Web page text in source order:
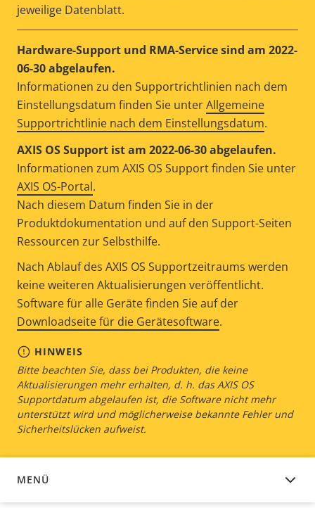
jeweilige Datenblatt.
Hardware-Support und RMA-Service sind am 2022-
06-30 abgelaufen.
Informationen zu den Supportrichtlinien nach dem
Einstellungsdatum finden Sie unterAllgemeine
Supportrichtlinie nach dem Einstellungsdatum.
AXIS OS Support ist am 2022-06-30 abgelaufen.
Informationen zum AXIS OS Support finden Sie unter
AXIS OS-Portal.
Nach diesem Datum finden Sie in der
Produktdokumentation und auf den Support-Seiten
Ressourcen zur Selbsthilfe.
Nach Ablauf des AXIS OS Supportzeitraums werden
keine weiteren Aktualisierungen veröffentlicht.
Software für alle Geräte finden Sie auf der
Downloadseite für die Gerätesoftware.
HINWEIS
Bitte beachten Sie, dass bei Produkten, die keine
Aktualisierungen mehr erhalten, d. h. das AXIS OS
Supportdatum abgelaufen ist, die Software nicht mehr
unterstützt wird und möglicherweise bekannte Fehler und
Sicherheitslücken aufweist.
MENÜ
GERÄTESOFTWARE